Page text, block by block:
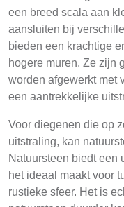
een breed scala aan
aansluiten bij
bieden een krachtige
hogere muren. Ze zijn
worden afgewerkt met
een aantrekkelijke
Voor diegenen die op
uitstraling, kan
Natuursteen biedt een
het ideaal maakt voor
rustieke sfeer. Het is